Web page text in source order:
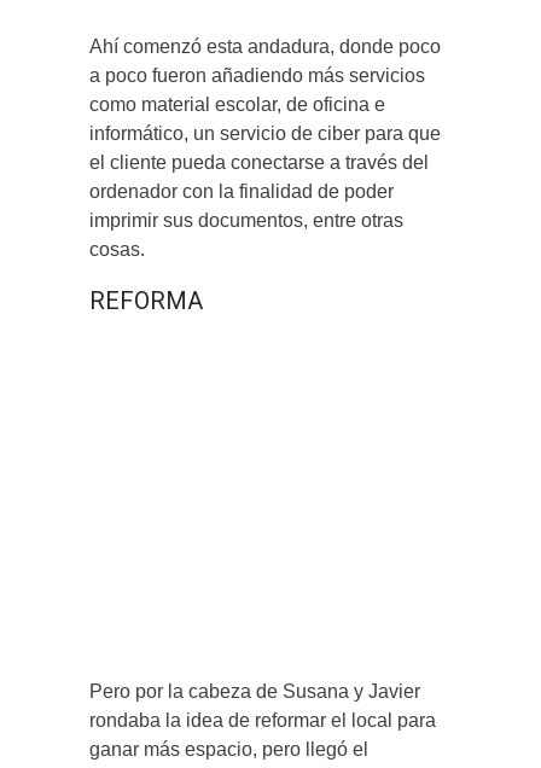
Ahí comenzó esta andadura, donde poco
a poco fueron añadiendo más servicios
como material escolar, de oficina e
informático, un servicio de ciber para que
el cliente pueda conectarse a través del
ordenador con la finalidad de poder
imprimir sus documentos, entre otras
cosas.
REFORMA
Pero por la cabeza de Susana y Javier
rondaba la idea de reformar el local para
ganar más espacio, pero llegó el